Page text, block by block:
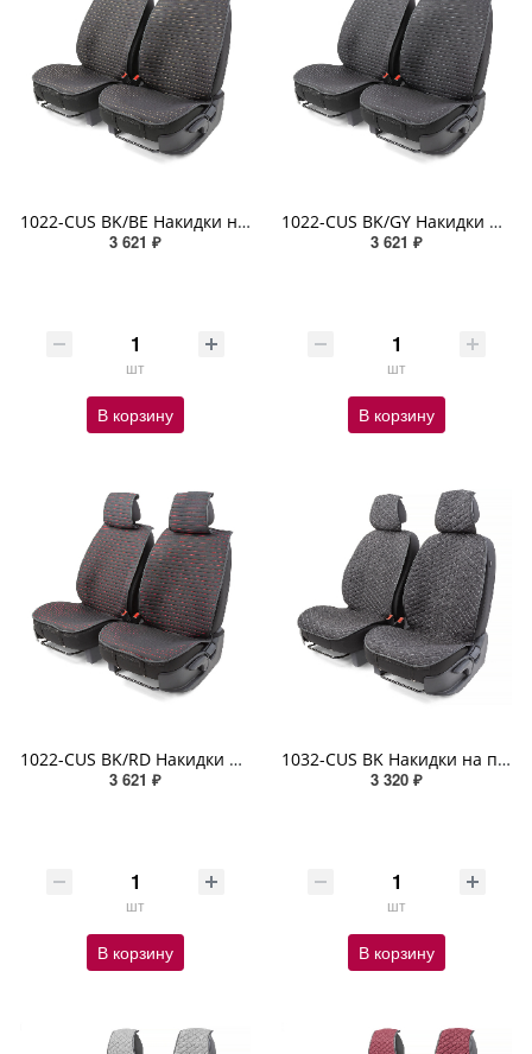
1022-CUS BK/BE Накидки на передние сиденья Car Performance, 2 шт. материал алькантара чёрн./бежевый
3 621 ₽
шт
В корзину
1022-CUS BK/GY Накидки на передние сиденья Car Performance, 2 шт. материал алькантара чёрн./серый
3 621 ₽
шт
В корзину
1022-CUS BK/RD Накидки на передние сиденья Car Performance, 2 шт. материал fiberflax (лен) чёрн./кра
3 621 ₽
шт
В корзину
1032-CUS BK Накидки на передние сиденья Car Performance, 2 шт. материал fiberflax (лен) чёрный
3 320 ₽
шт
В корзину